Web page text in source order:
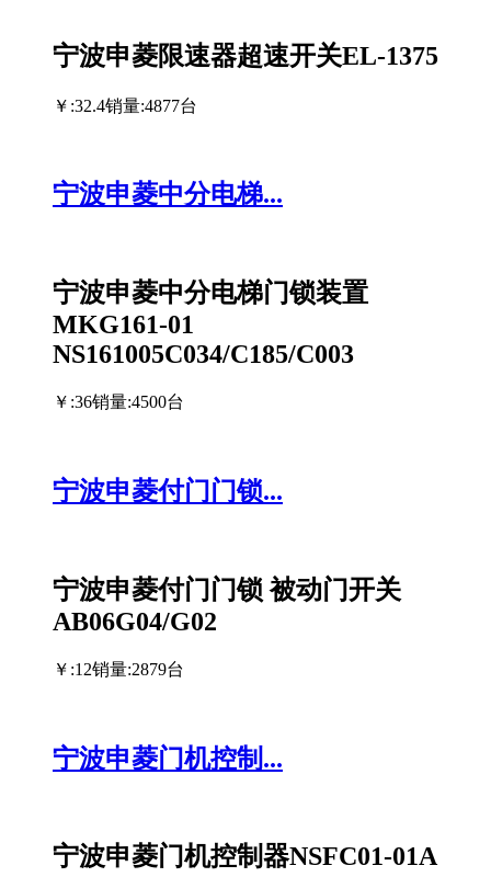
宁波申菱限速器超速开关EL-1375
￥:32.4销量:4877台
宁波申菱中分电梯...
宁波申菱中分电梯门锁装置
MKG161-01
NS161005C034/C185/C003
￥:36销量:4500台
宁波申菱付门门锁...
宁波申菱付门门锁 被动门开关
AB06G04/G02
￥:12销量:2879台
宁波申菱门机控制...
宁波申菱门机控制器NSFC01-01A